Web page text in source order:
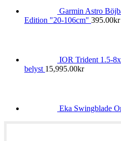
Garmin Astro
Edition "20-106cm" 395.00kr
IOR Trident 1.5-
belyst 15,995.00kr
Eka Swingblade